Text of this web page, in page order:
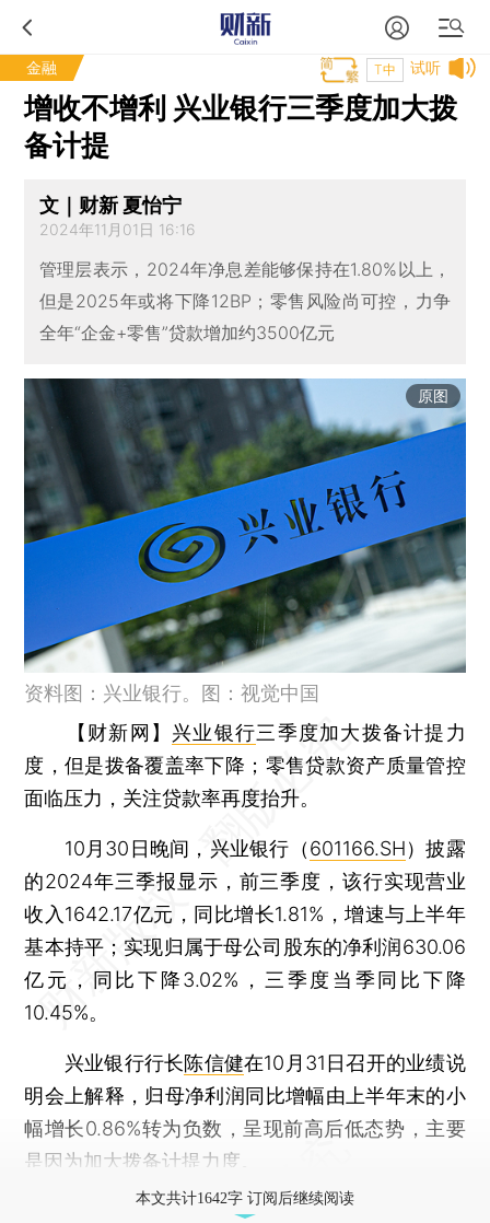
金融 试听
T中
增收不增利 兴业银行三季度加大拨
备计提
文｜财新 夏怡宁
2024年11月01日 16:16
管理层表示，2024年净息差能够保持在1.80%以上，
但是2025年或将下降12BP；零售风险尚可控，力争
全年“企金+零售”贷款增加约3500亿元
原图
资料图：兴业银行。图：视觉中国
【财新网】 兴业银行三季度加大拨备计提力
度，但是拨备覆盖率下降；零售贷款资产质量管控
面临压力，关注贷款率再度抬升。
10月30日晚间，兴业银行（601166.SH）披露
的2024年三季报显示，前三季度，该行实现营业
收入1642.17亿元，同比增长1.81%，增速与上半年
基本持平；实现归属于母公司股东的净利润630.06
亿元，同比下降3.02%，三季度当季同比下降
10.45%。
兴业银行行长陈信健在10月31日召开的业绩说
明会上解释，归母净利润同比增幅由上半年末的小
幅增长0.86%转为负数，呈现前高后低态势，主要
是因为加大拨备计提力度。
本文共计1642字 订阅后继续阅读